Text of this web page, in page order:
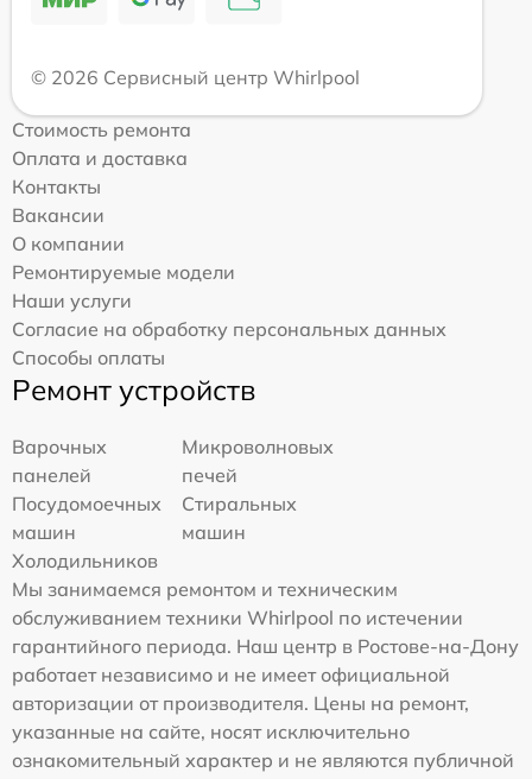
© 2026 Сервисный центр Whirlpool
Стоимость ремонта
Оплата и доставка
Контакты
Вакансии
О компании
Ремонтируемые модели
Наши услуги
Согласие на обработку персональных данных
Способы оплаты
Ремонт устройств
Варочных
панелей
Микроволновых
печей
Посудомоечных
машин
Стиральных
машин
Холодильников
Мы занимаемся ремонтом и техническим
обслуживанием техники Whirlpool по истечении
гарантийного периода. Наш центр в Ростове-на-Дону
работает независимо и не имеет официальной
авторизации от производителя. Цены на ремонт,
указанные на сайте, носят исключительно
ознакомительный характер и не являются публичной